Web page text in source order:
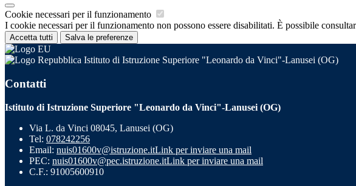
Cookie necessari per il funzionamento
I cookie necessari per il funzionamento non possono essere disabilitati. È possibile
Accetta tutti Salva le preferenze
Istituto di Istruzione Superiore "Leonardo da Vinci"-Lanusei (OG)
Contatti
Istituto di Istruzione Superiore "Leonardo da Vinci"-Lanusei (OG)
Via L. da Vinci 08045, Lanusei (OG)
Tel: 078242256
Email: nuis01600v@istruzione.itLink per inviare una mail
PEC: nuis01600v@pec.istruzione.itLink per inviare una mail
C.F.: 91005600910